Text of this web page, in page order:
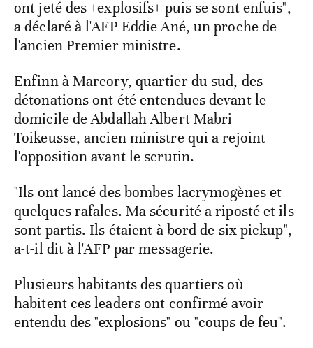
ont jeté des +explosifs+ puis se sont enfuis",
a déclaré à l'AFP Eddie Ané, un proche de
l'ancien Premier ministre.
Enfinn à Marcory, quartier du sud, des
détonations ont été entendues devant le
domicile de Abdallah Albert Mabri
Toikeusse, ancien ministre qui a rejoint
l'opposition avant le scrutin.
"Ils ont lancé des bombes lacrymogènes et
quelques rafales. Ma sécurité a riposté et ils
sont partis. Ils étaient à bord de six pickup",
a-t-il dit à l'AFP par messagerie.
Plusieurs habitants des quartiers où
habitent ces leaders ont confirmé avoir
entendu des "explosions" ou "coups de feu".